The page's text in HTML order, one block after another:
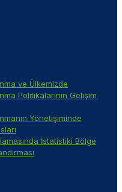
ve Ülkemizde
Politikalarının Gelişim
Yönetişiminde
İstatistiki Bölge